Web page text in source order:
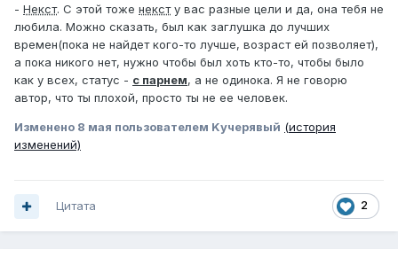
- Некст. С этой тоже нексту вас разные цели и да, она тебя не
любила. Можно сказать, был как заглушка до лучших
времен(пока не найдет кого-то лучше, возраст ей позволяет),
а пока никого нет, нужно чтобы был хоть кто-то, чтобы было
как у всех, статус - с парнем, а не одинока. Я не говорю
автор, что ты плохой, просто ты не ее человек.
Изменено 8 мая пользователем Kучepявый (история
изменений)
2
Цитата